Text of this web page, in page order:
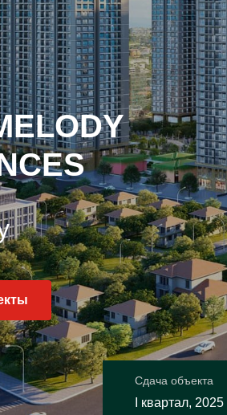
Сдача объекта
I квартал, 2025